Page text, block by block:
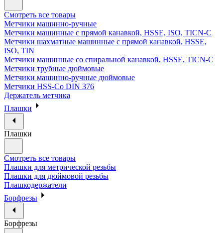
Смотреть все товары
Метчики машинно-ручные
Метчики машинные с прямой канавкой, HSSE, ISO, TICN-C
Метчики шахматные машинные с прямой канавкой, HSSE,
ISO, TIN
Метчики машинные со спиральной канавкой, HSSE, TICN-C
Метчики трубные дюймовые
Метчики машинно-ручные дюймовые
Метчики HSS-Co DIN 376
Держатель метчика
Плашки
Плашки
Смотреть все товары
Плашки для метрической резьбы
Плашки для дюймовой резьбы
Плашкодержатели
Борфрезы
Борфрезы